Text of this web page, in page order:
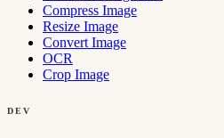
Compress Image
Resize Image
Convert Image
OCR
Crop Image
DEV